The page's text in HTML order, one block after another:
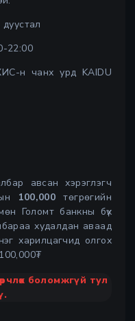
22:00
н чанх урд KAIDU
авсан хэрэглэгч
100,000төгрөгийн
Голомт банкны бүх
худалдан аваад
харилцагчид олгох
боломжгүй тул